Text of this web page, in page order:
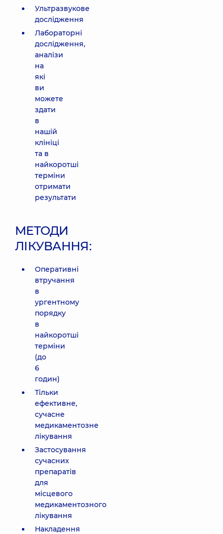
Ультразвукове
дослідження
Лабораторні
дослідження,
аналізи
на
які
ви
можете
здати
в
нашій
клініці
та в
найкоротші
терміни
отримати
результати
МЕТОДИ
ЛІКУВАННЯ:
Оперативні
втручання
в
ургентному
порядку
в
найкоротші
терміни
(до
6
годин)
Тільки
ефективне,
сучасне
медикаментозне
лікування
Застосування
сучасних
препаратів
для
місцевого
медикаментозного
лікування
Накладення